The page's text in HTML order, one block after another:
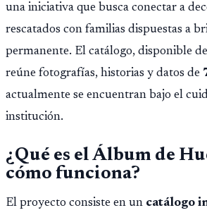
una iniciativa que busca conectar a
rescatados con familias dispuestas a
permanente. El catálogo, disponible
reúne fotografías, historias y datos de
actualmente se encuentran bajo el
institución.
¿Qué es el Álbum de
cómo funciona?
El proyecto consiste en un catálogo